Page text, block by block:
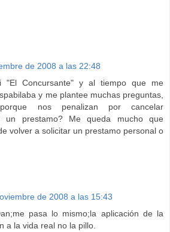
de 2008 a las 22:48
"El Concursante" y al tiempo que me
y me plantee muchas preguntas,
nos penalizan por cancelar
un prestamo? Me queda mucho que
volver a solicitar un prestamo personal o
de 2008 a las 15:43
pasa lo mismo;la aplicación de la
a la vida real no la pillo.